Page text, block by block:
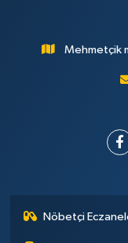
Mehmetçik
Nöbetçi